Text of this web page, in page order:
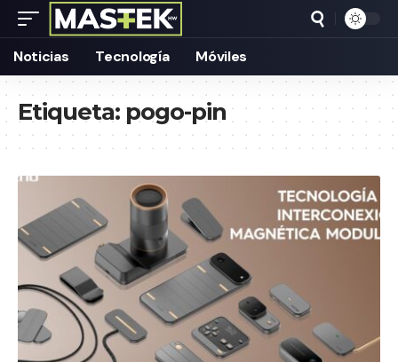
Noticias Tecnología Móviles
Etiqueta:pogo-pin